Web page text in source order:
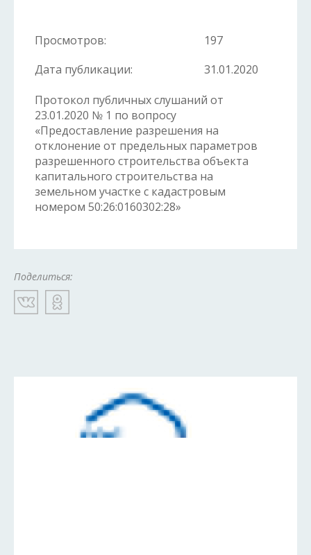
Просмотров:
197
Дата публикации:
31.01.2020
Протокол публичных слушаний от
23.01.2020 № 1 по вопросу
«Предоставление разрешения на
отклонение от предельных параметров
разрешенного строительства объекта
капитального строительства на
земельном участке с кадастровым
номером 50:26:0160302:28»
Поделиться: